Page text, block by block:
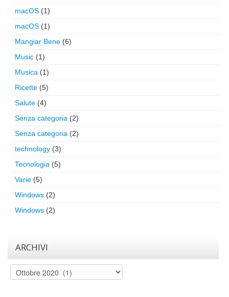
macOS (1)
macOS (1)
Mangiar Bene (6)
Music (1)
Musica (1)
Ricette (5)
Salute (4)
Senza categoria (2)
Senza categoria (2)
technology (3)
Tecnologia (5)
Varie (5)
Windows (2)
Windows (2)
ARCHIVI
Archivi